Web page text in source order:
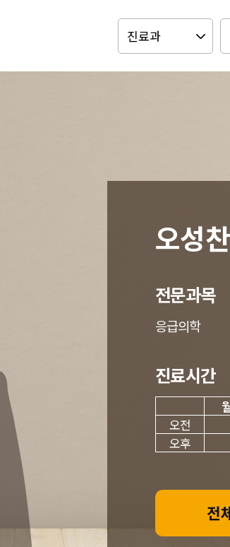
오성찬
전문과목
응급의학
진료시간
오전
오후
전